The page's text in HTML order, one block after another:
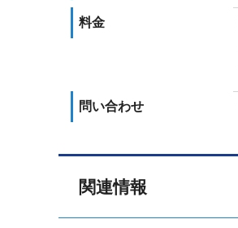
料金
問い合わせ
関連情報